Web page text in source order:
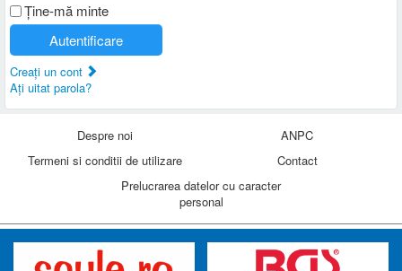
Ţine-mă minte
Autentificare
Creaţi un cont
Aţi uitat parola?
Despre noi
ANPC
Termeni si conditii de utilizare
Contact
Prelucrarea datelor cu caracter
personal